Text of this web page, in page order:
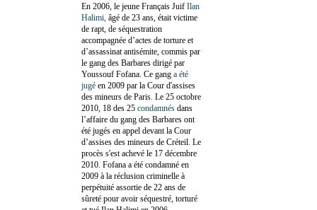
En 2006, le jeune Français Juif Ilan
Halimi, âgé de 23 ans, était victime
de rapt, de séquestration
accompagnée d’actes de torture et
d’assassinat antisémite, commis par
le gang des Barbares dirigé par
Youssouf Fofana. Ce gang a été
jugé en 2009 par la Cour d'assises
des mineurs de Paris. Le 25 octobre
2010, 18 des 25 condamnés dans
l’affaire du gang des Barbares ont
été jugés en appel devant la Cour
d’assises des mineurs de Créteil. Le
procès s'est achevé le 17 décembre
2010. Fofana a été condamné en
2009 à la réclusion criminelle à
perpétuité assortie de 22 ans de
sûreté pour avoir séquestré, torturé